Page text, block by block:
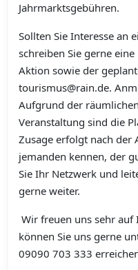
Jahrmarktsgebühren.
Sollten Sie Interesse an
schreiben Sie gerne
Aktion sowie der
tourismus@rain.de.
Aufgrund der
Veranstaltung sind die
Zusage erfolgt nach der
jemanden kennen, der
Sie Ihr Netzwerk und
gerne weiter.
Wir freuen uns sehr auf
können Sie uns gerne
09090 703 333